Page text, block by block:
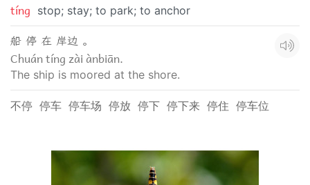
tíng stop; stay; to park; to anchor
船 停 在 岸边 。
Chuán tíng zài ànbiān.
The ship is moored at the shore.
不停 停车 停车场 停放 停下 停下来 停住 停车位